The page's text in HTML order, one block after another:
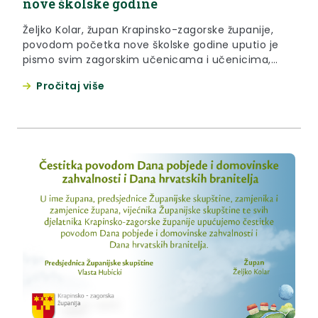
Željko Kolar, župan Krapinsko-zagorske županije,
povodom početka nove školske godine uputio je
pismo svim zagorskim učenicama i učenicima,
Pročitaj više